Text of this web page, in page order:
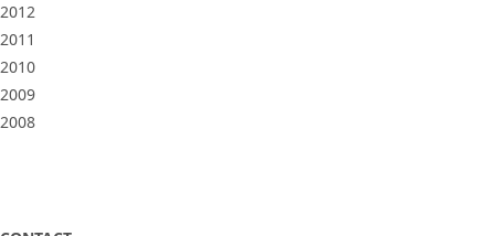
2012
2011
2010
2009
2008